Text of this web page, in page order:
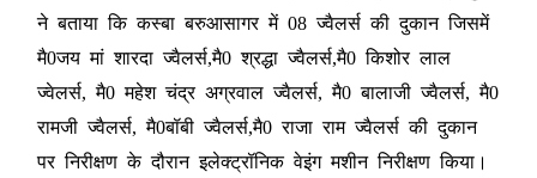
ने बताया कि कस्बा बरुआसागर में 08 ज्वैलर्स की दुकान जिसमें
मै0जय मां शारदा ज्वैलर्स,मै0 श्रद्धा ज्वैलर्स,मै0 किशोर लाल
ज्वेलर्स, मै0 महेश चंद्र अग्रवाल ज्वैलर्स, मै0 बालाजी ज्वैलर्स, मै0
रामजी ज्वैलर्स, मै0बॉबी ज्वैलर्स,मै0 राजा राम ज्वैलर्स की दुकान
पर निरीक्षण के दौरान इलेक्ट्रॉनिक वेइंग मशीन निरीक्षण किया।